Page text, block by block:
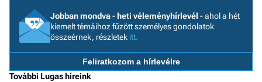
Jobban mondva - heti véleményhírlevél -ahol a hét
kiemelt témáihoz fűzött személyes gondolatok
összeérnek, részletek itt.
Feliratkozom a hírlevélre
További Lugas híreink